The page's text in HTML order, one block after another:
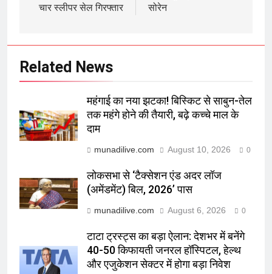
चार स्लीपर सेल गिरफ्तार
सोरेन
Related News
महंगाई का नया झटका! बिस्किट से साबुन-तेल
तक महंगे होने की तैयारी, बढ़े कच्चे माल के
दाम
munadilive.com August 10, 2026 0
लोकसभा से ‘टैक्सेशन एंड अदर लॉज
(अमेंडमेंट) बिल, 2026’ पास
munadilive.com August 6, 2026 0
टाटा ट्रस्ट्स का बड़ा ऐलान: देशभर में बनेंगे
40-50 किफायती जनरल हॉस्पिटल, हेल्थ
और एजुकेशन सेक्टर में होगा बड़ा निवेश